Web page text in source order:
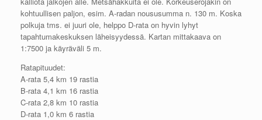
kohtuullisen paljon, esim. A-radan noususumma n. 130 m. Koska
polkuja tms. ei juuri ole, helppo D-rata on hyvin lyhyt
tapahtumakeskuksen läheisyydessä. Kartan mittakaava on
1:7500 ja käyräväli 5 m.
Ratapituudet:
A-rata 5,4 km 19 rastia
B-rata 4,1 km 16 rastia
C-rata 2,8 km 10 rastia
D-rata 1,0 km 6 rastia